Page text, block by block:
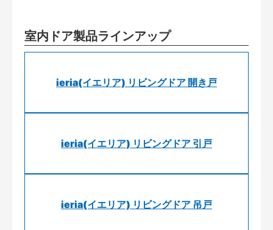
室内ドア製品ラインアップ
ieria(イエリア) リビングドア 開き戸
ieria(イエリア) リビングドア 引戸
ieria(イエリア) リビングドア 吊戸